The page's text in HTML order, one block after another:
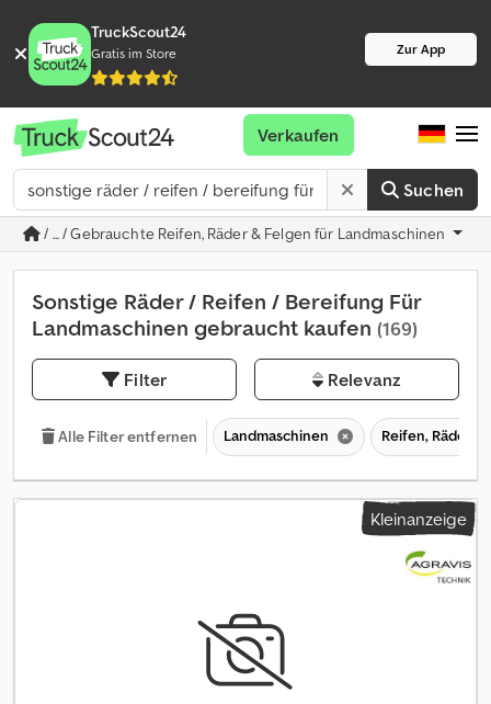
TruckScout24
Gratis im Store Zur App
Suchen
Verkaufen
/ ... / Gebrauchte Reifen, Räder & Felgen für Landmaschinen
Sonstige Räder / Reifen / Bereifung Für
Landmaschinen gebraucht kaufen (169)
Filter Relevanz
Alle Filter entfernen Landmaschinen Reifen, Räder
Kleinanzeige